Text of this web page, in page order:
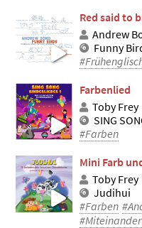
Red said to
Andrew
Funny
Farbenlied
Toby Frey
SING
#Farben
Mini Farb
Toby Frey
Judihui
#Farben